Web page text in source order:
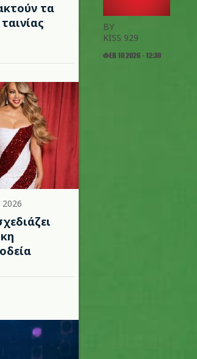
τα
2026
BY
KISS 929
ΦΕΒ 10 2026 - 12:30